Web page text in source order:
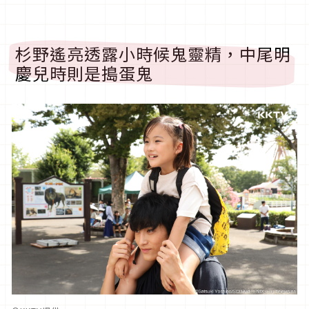
杉野遙亮透露小時候鬼靈精，中尾明
慶兒時則是搗蛋鬼